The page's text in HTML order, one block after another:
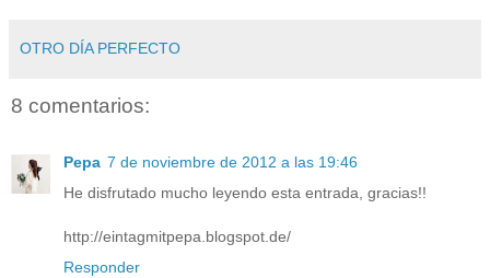
OTRO DÍA PERFECTO
8 comentarios:
Pepa 7 de noviembre de 2012 a las 19:46
He disfrutado mucho leyendo esta entrada, gracias!!
http://eintagmitpepa.blogspot.de/
Responder